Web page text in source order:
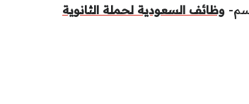
وظائف السعودية لحملة الثانوية